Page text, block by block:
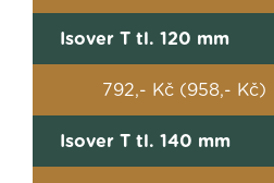
Isover T tl. 120 mm
792,- Kč (958,- Kč)
Isover T tl. 140 mm